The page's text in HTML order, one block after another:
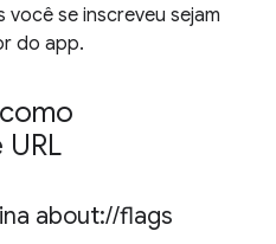
se inscreveu sejam
do app.
about://flags